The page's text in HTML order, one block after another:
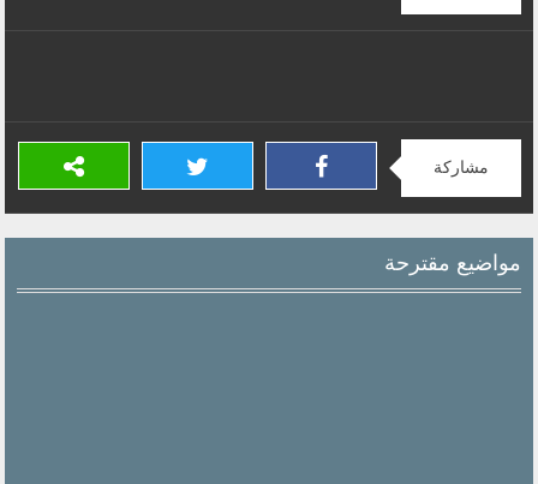
مشاركة
مواضيع مقترحة